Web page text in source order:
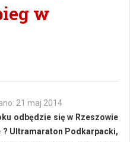
w
21 maj 2014
odbędzie się w Rzeszowie
? Ultramaraton Podkarpacki,